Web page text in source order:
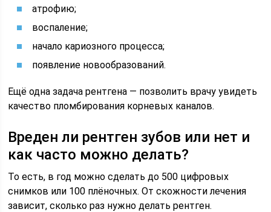
атрофию;
воспаление;
начало кариозного процесса;
появление новообразований.
Ещё одна задача рентгена — позволить врачу увидеть
качество пломбирования корневых каналов.
Вреден ли рентген зубов или нет и
как часто можно делать?
То есть, в год можно сделать до 500 цифровых
снимков или 100 плёночных. От скожности лечения
зависит, сколько раз нужно делать рентген.